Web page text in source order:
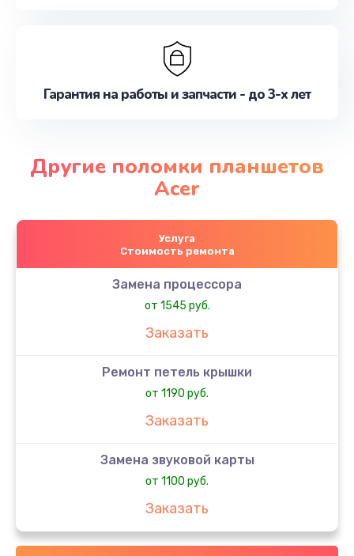
Гарантия на работы и запчасти - до 3-х лет
Другие поломки планшетов
Acer
Услуга
Стоимость ремонта
Замена процессора
от 1545 руб.
Заказать
Ремонт петель крышки
от 1190 руб.
Заказать
Замена звуковой карты
от 1100 руб.
Заказать
Замена клавиатуры